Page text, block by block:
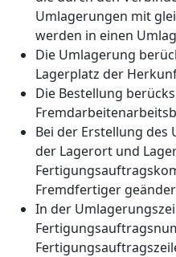
Umlagerungen mit
werden in einen
Die Umlagerung
Lagerplatz der
Die Bestellung
Bei der Erstellung
der Lagerort und
Fremdfertiger
In der